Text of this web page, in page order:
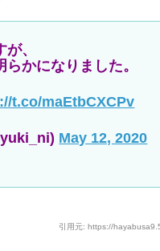
、
かになりました。
t.co/maEtbCXCPv
May 12, 2020
引用元: https://